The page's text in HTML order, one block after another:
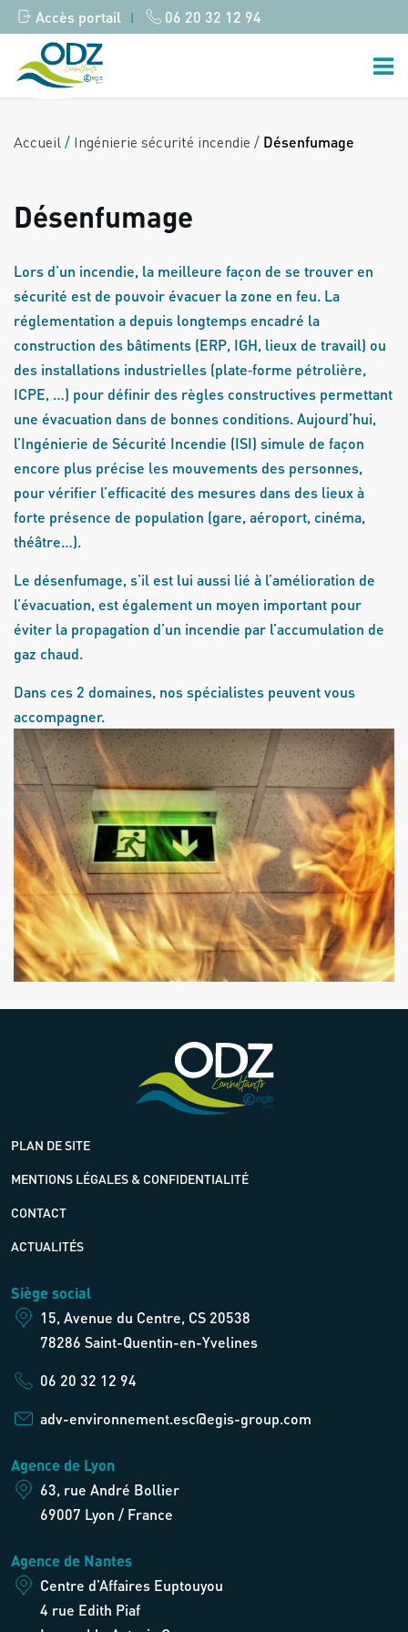
Accès portail | 06 20 32 12 94
Accueil / Ingénierie sécurité incendie / Désenfumage
Désenfumage
Lors d’un incendie, la meilleure façon de se trouver en
sécurité est de pouvoir évacuer la zone en feu. La
réglementation a depuis longtemps encadré la
construction des bâtiments (ERP, IGH, lieux de travail) ou
des installations industrielles (plate‐forme pétrolière,
ICPE, …) pour définir des règles constructives permettant
une évacuation dans de bonnes conditions. Aujourd’hui,
l’Ingénierie de Sécurité Incendie (ISI) simule de façon
encore plus précise les mouvements des personnes,
pour vérifier l’efficacité des mesures dans des lieux à
forte présence de population (gare, aéroport, cinéma,
théâtre…).
Le désenfumage, s’il est lui aussi lié à l’amélioration de
l’évacuation, est également un moyen important pour
éviter la propagation d’un incendie par l’accumulation de
gaz chaud.
Dans ces 2 domaines, nos spécialistes peuvent vous
accompagner.
PLAN DE SITE
MENTIONS LÉGALES & CONFIDENTIALITÉ
CONTACT
ACTUALITÉS
Siège social
15, Avenue du Centre, CS 20538
78286 Saint-Quentin-en-Yvelines
06 20 32 12 94
adv-environnement.esc@egis-group.com
Agence de Lyon
63, rue André Bollier
69007 Lyon / France
Agence de Nantes
Centre d’Affaires Euptouyou
4 rue Edith Piaf